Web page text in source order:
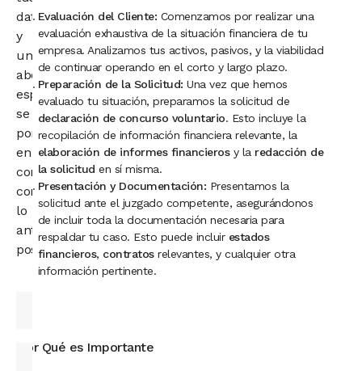
Evaluación del Cliente: Comenzamos por realizar una
evaluación exhaustiva de la situación financiera de tu
empresa. Analizamos tus activos, pasivos, y la viabilidad
de continuar operando en el corto y largo plazo.
Preparación de la Solicitud: Una vez que hemos
evaluado tu situación, preparamos la solicitud de
declaración de concurso voluntario. Esto incluye la
recopilación de información financiera relevante, la
elaboración de informes financierosy la redacción de
la solicitud en sí misma.
Presentación y Documentación: Presentamos la
solicitud ante el juzgado competente, asegurándonos
de incluir toda la documentación necesaria para
respaldar tu caso. Esto puede incluir estados
financieros, contratosrelevantes, y cualquier otra
información pertinente.
Por Qué es Importante
datos
y
un
abogado
especialista
se
pondrá
en
contacto
contigo
lo
antes
posible.